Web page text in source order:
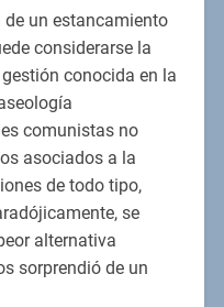
un estancamiento
considerarse la
conocida en la
comunistas no
asociados a la
de todo tipo,
se
alternativa
sorprendió de un